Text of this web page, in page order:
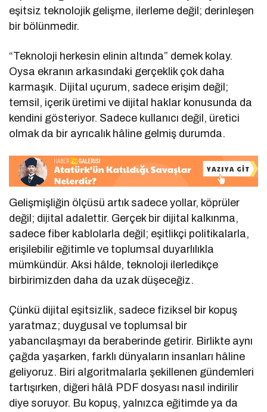
eşitsiz teknolojik gelişme, ilerleme değil; derinleşen
bir bölünmedir.
“Teknoloji herkesin elinin altında” demek kolay.
Oysa ekranın arkasındaki gerçeklik çok daha
karmaşık. Dijital uçurum, sadece erişim değil;
temsil, içerik üretimi ve dijital haklar konusunda da
kendini gösteriyor. Sadece kullanıcı değil, üretici
olmak da bir ayrıcalık hâline gelmiş durumda.
Gelişmişliğin ölçüsü artık sadece yollar, köprüler
değil; dijital adalettir. Gerçek bir dijital kalkınma,
sadece fiber kablolarla değil; eşitlikçi politikalarla,
erişilebilir eğitimle ve toplumsal duyarlılıkla
mümkündür. Aksi hâlde, teknoloji ilerledikçe
birbirimizden daha da uzak düşeceğiz.
Çünkü dijital eşitsizlik, sadece fiziksel bir kopuş
yaratmaz; duygusal ve toplumsal bir
yabancılaşmayı da beraberinde getirir. Birlikte aynı
çağda yaşarken, farklı dünyaların insanları hâline
geliyoruz. Biri algoritmalarla şekillenen gündemleri
tartışırken, diğeri hâlâ PDF dosyası nasıl indirilir
diye soruyor. Bu kopuş, yalnızca eğitimde ya da